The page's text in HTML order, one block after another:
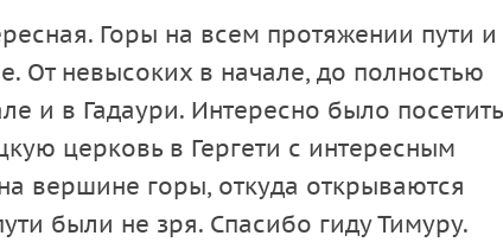
Горы на всем протяжении пути и
От невысоких в начале, до полностью
и в Гадаури. Интересно было посетить
церковь в Гергети с интересным
вершине горы, откуда открываются
были не зря. Спасибо гиду Тимуру.